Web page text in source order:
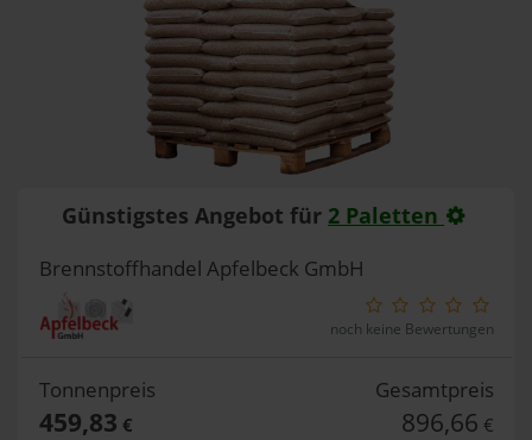
Günstigstes Angebot für 2 Paletten
Brennstoffhandel Apfelbeck GmbH
noch keine Bewertungen
Tonnenpreis
459,83 €
Gesamtpreis
896,66 €